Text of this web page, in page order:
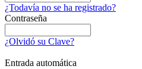
¿Todavía no se ha registrado?
Contraseña
¿Olvidó su Clave?
Entrada automática